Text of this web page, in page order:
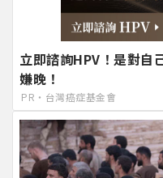
立即諮詢HPV！是對自
嫌晚！
PR・台灣癌症基金會